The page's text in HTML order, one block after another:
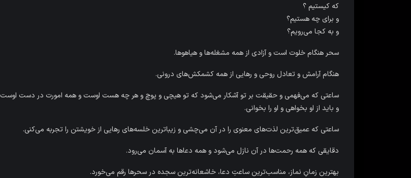
که کیستیم ؟
و برای چه هستیم؟
و به کجا می‌رویم؟
سحر هنگام خلوت است و آزادی از همه مشغله‌ها و هیاهوها.
هنگام آرامش و تعادل روحی و رهایی از همه کشمکش‌های درونی.
ساعتی که می‌فهمی و حقیقت بر تو آشکار می‌شود که تو هیچی و پوچ و هر چه هست اوست و همه امورت در دست اوست
و باید از او بخواهی و او را بخوانی.
ساعتی که عمیق‌ترین لذت‌های معنوی را در آن می‌چشی و زیباترین خلسه‌های رهایی از خویشتن را تجربه می‌کنی.
دقایقی که همه رحمت‌ها در آن نازل می‌شود و همه دعاها به آسمان می‌رود.
بهترین زمانِ نماز، مناسب‌ترین ساعتِ دعا، خاشعانه‌ترین سجده در سحرها رقم می‌خورد.